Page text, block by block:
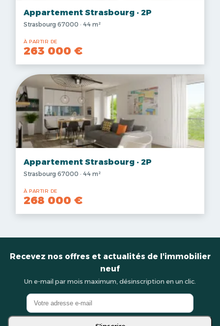
Appartement Strasbourg · 2P
Strasbourg 67000 · 44 m²
À PARTIR DE
263 000 €
Appartement Strasbourg · 2P
Strasbourg 67000 · 44 m²
À PARTIR DE
268 000 €
Recevez nos offres et actualités de l'immobilier
neuf
Un e-mail par mois maximum, désinscription en un clic.